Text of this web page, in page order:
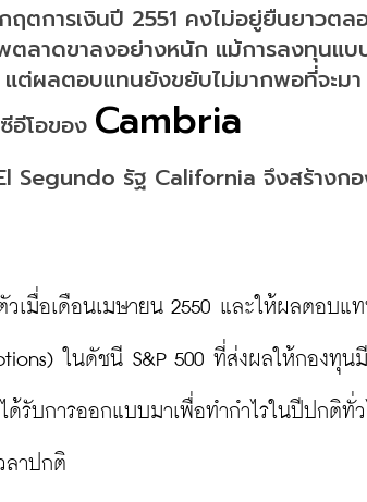
ตการเงินปี 2551 คงไม่อยู่ยืนยาวตล
ลาดขาลงอย่างหนัก แม้การลงทุนแบ
ต่ผลตอบแทนยังขยับไม่มากพอที่จะมา
อีโอของ Cambria
Segundo รัฐ California จึงสร้างก
วเมื่อเดือนเมษายน 2550 และให้ผลตอบแ
ในดัชนี S&P 500 ที่ส่งผลให้กองทุน
รับการออกแบบมาเพื่อทำกำไรในปีปกติทั่ว
ลาปกติ